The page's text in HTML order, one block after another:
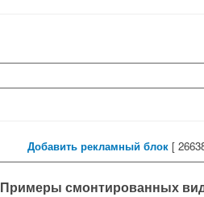
Добавить рекламный блок [
Примеры смонтированных